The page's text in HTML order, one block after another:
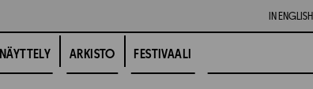
IN ENGLISH
NÄYTTELY ARKISTO FESTIVAALI